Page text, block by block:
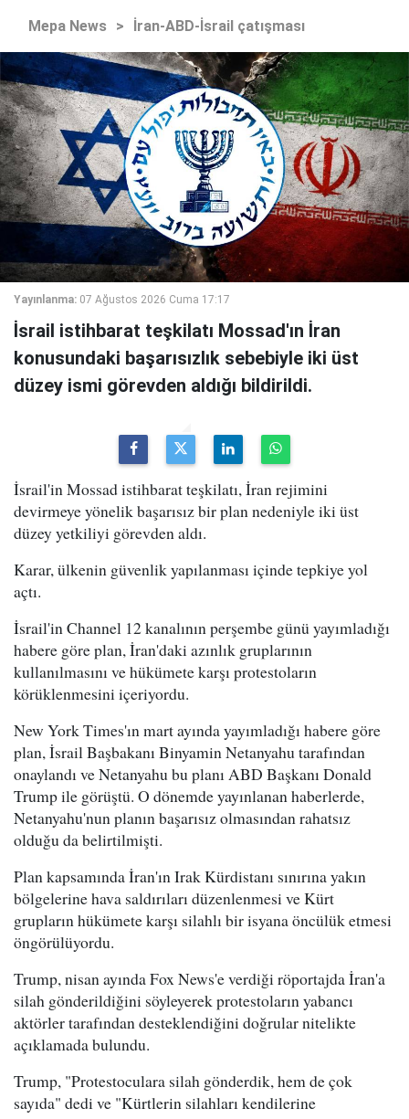
Mepa News > İran-ABD-İsrail çatışması
Yayınlanma: 07 Ağustos 2026 Cuma 17:17
İsrail istihbarat teşkilatı Mossad'ın İran
konusundaki başarısızlık sebebiyle iki üst
düzey ismi görevden aldığı bildirildi.
İsrail'in Mossad istihbarat teşkilatı, İran rejimini
devirmeye yönelik başarısız bir plan nedeniyle iki üst
düzey yetkiliyi görevden aldı.
Karar, ülkenin güvenlik yapılanması içinde tepkiye yol
açtı.
İsrail'in Channel 12 kanalının perşembe günü yayımladığı
habere göre plan, İran'daki azınlık gruplarının
kullanılmasını ve hükümete karşı protestoların
körüklenmesini içeriyordu.
New York Times'ın mart ayında yayımladığı habere göre
plan, İsrail Başbakanı Binyamin Netanyahu tarafından
onaylandı ve Netanyahu bu planı ABD Başkanı Donald
Trump ile görüştü. O dönemde yayınlanan haberlerde,
Netanyahu'nun planın başarısız olmasından rahatsız
olduğu da belirtilmişti.
Plan kapsamında İran'ın Irak Kürdistanı sınırına yakın
bölgelerine hava saldırıları düzenlenmesi ve Kürt
grupların hükümete karşı silahlı bir isyana öncülük etmesi
öngörülüyordu.
Trump, nisan ayında Fox News'e verdiği röportajda İran'a
silah gönderildiğini söyleyerek protestoların yabancı
aktörler tarafından desteklendiğini doğrular nitelikte
açıklamada bulundu.
Trump, "Protestoculara silah gönderdik, hem de çok
sayıda" dedi ve "Kürtlerin silahları kendilerine